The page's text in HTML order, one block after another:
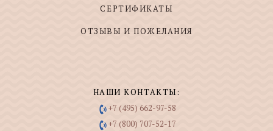
СЕРТИФИКАТЫ
ОТЗЫВЫ И ПОЖЕЛАНИЯ
НАШИ КОНТАКТЫ:
+7 (495) 662-97-58
+7 (800) 707-52-17